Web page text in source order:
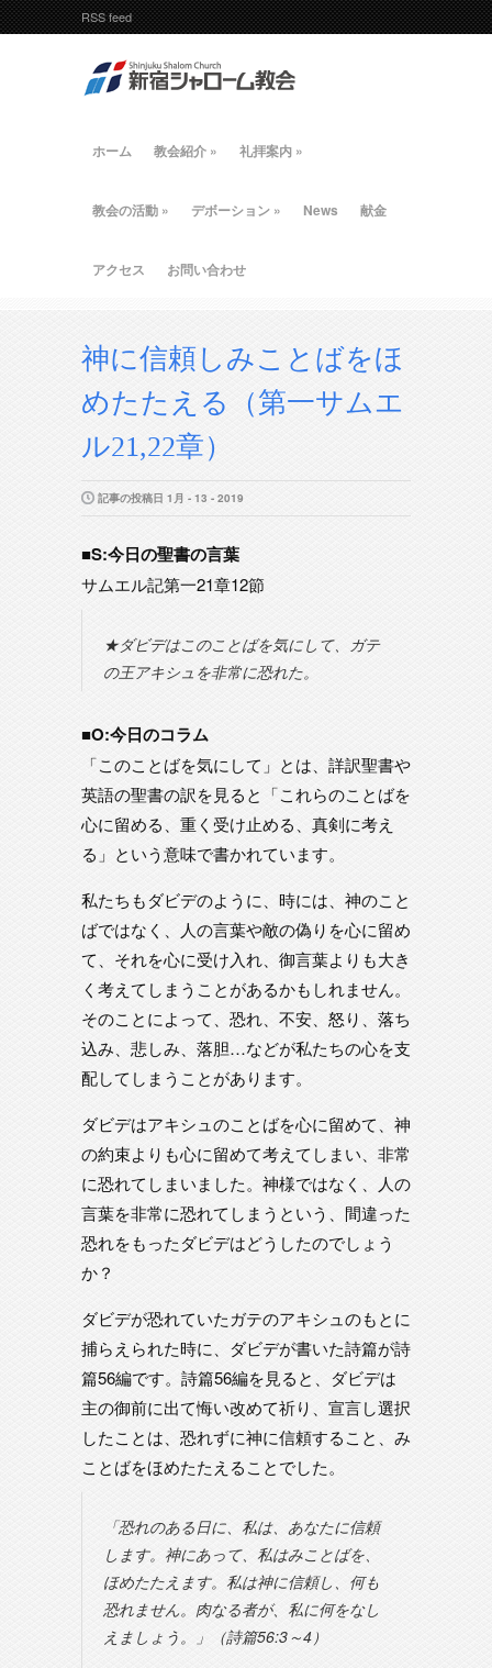
RSS feed
ホーム 教会紹介 » 礼拝案内 »
教会の活動 » デボーション » News 献金
アクセス お問い合わせ
神に信頼しみことばをほ
めたたえる（第一サムエ
ル21,22章）
記事の投稿日 1月 - 13 - 2019
■S:今日の聖書の言葉
サムエル記第一21章12節
★ダビデはこのことばを気にして、ガテ
の王アキシュを非常に恐れた。
■O:今日のコラム
「このことばを気にして」とは、詳訳聖書や
英語の聖書の訳を見ると「これらのことばを
心に留める、重く受け止める、真剣に考え
る」という意味で書かれています。
私たちもダビデのように、時には、神のこと
ばではなく、人の言葉や敵の偽りを心に留め
て、それを心に受け入れ、御言葉よりも大き
く考えてしまうことがあるかもしれません。
そのことによって、恐れ、不安、怒り、落ち
込み、悲しみ、落胆…などが私たちの心を支
配してしまうことがあります。
ダビデはアキシュのことばを心に留めて、神
の約束よりも心に留めて考えてしまい、非常
に恐れてしまいました。神様ではなく、人の
言葉を非常に恐れてしまうという、間違った
恐れをもったダビデはどうしたのでしょう
か？
ダビデが恐れていたガテのアキシュのもとに
捕らえられた時に、ダビデが書いた詩篇が詩
篇56編です。詩篇56編を見ると、ダビデは
主の御前に出て悔い改めて祈り、宣言し選択
したことは、恐れずに神に信頼すること、み
ことばをほめたたえることでした。
「恐れのある日に、私は、あなたに信頼
します。神にあって、私はみことばを、
ほめたたえます。私は神に信頼し、何も
恐れません。肉なる者が、私に何をなし
えましょう。」（詩篇56:3～4）